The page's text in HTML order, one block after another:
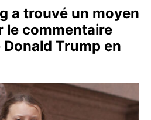
a trouvé un moyen
le commentaire
Trump en